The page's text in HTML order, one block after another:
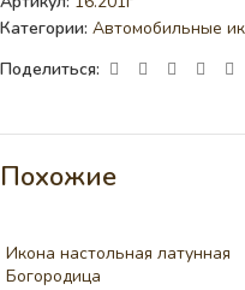
Категории: Автомобильные
Поделиться:
Похожие
Икона настольная латунная
Богородица